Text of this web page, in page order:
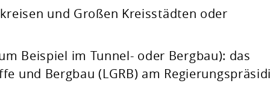
und Großen Kreisstädten oder
Beispiel im Tunnel- oder Bergbau): das
und Bergbau (LGRB) am